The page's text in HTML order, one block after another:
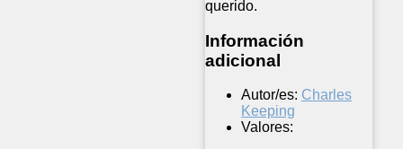
querido.
Información
adicional
Autor/es: Charles
Keeping
Valores: